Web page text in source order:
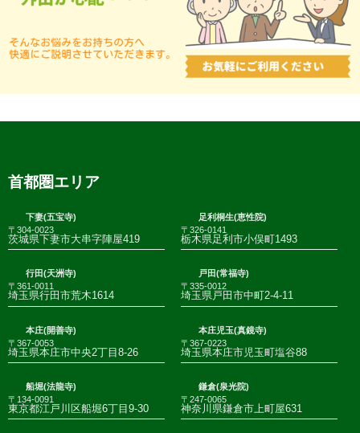
首都圏エリア
下妻(五宝寺)
〒304-0023
茨城県下妻市大串字陣屋419
足利桐生(恵性院)
〒326-0141
栃木県足利市小俣町1493
行田(天洲寺)
〒361-0011
埼玉県行田市荒木1614
戸田(常福寺)
〒335-0012
埼玉県戸田市中町2-4-11
本庄(開善寺)
〒367-0053
埼玉県本庄市中央2丁目8-26
本庄児玉(真鏡寺)
〒367-0223
埼玉県本庄市児玉町塩谷88
船堀(法龍寺)
〒134-0091
東京都江戸川区船堀6丁目9-30
鎌倉(泉光院)
〒247-0065
神奈川県鎌倉市上町屋631